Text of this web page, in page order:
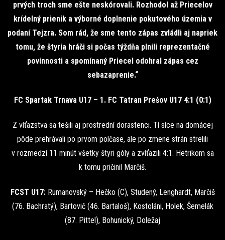
prvých troch sme ešte neskórovali. Rozhodol až Priecelov
krídelný prienik a výborné doplnenie pokutového územia v
podaní Tejzra. Som rád, že sme tento zápas zvládli aj napriek
tomu, že štyria hráči si počas týždňa plnili reprezentačné
povinnosti a spomínaný Priecel odohral zápas cez
sebazaprenie.“
FC Spartak Trnava U17 – 1. FC Tatran Prešov U17 4:1 (0:1)
Z víťazstva sa tešili aj prostrední dorastenci. Tí síce na domácej
pôde prehrávali po prvom polčase, ale po zmene strán strelili
v rozmedzí 11 minút všetky štyri góly a zvíťazili 4:1. Hetrikom sa
k tomu pričinil Marčiš.
FCST U17: Rumanovský – Hečko (C), Studený, Lenghardt, Marčiš
(76. Bachratý), Bartovič (46. Bartaloš), Kostoláni, Holek, Šemelák
(87. Pittel), Bohunický, Doležaj